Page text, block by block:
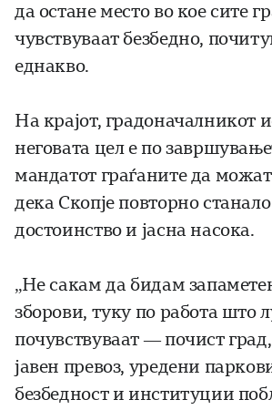
да остане место во кое сите
чувствуваат безбедно,
еднакво.
На крајот, градоначалникот
неговата цел е по
мандатот граѓаните да
дека Скопје повторно
достоинство и јасна насока.
„Не сакам да бидам
зборови, туку по работа што
почувствуваат — почист
јавен превоз, уредени
безбедност и институции